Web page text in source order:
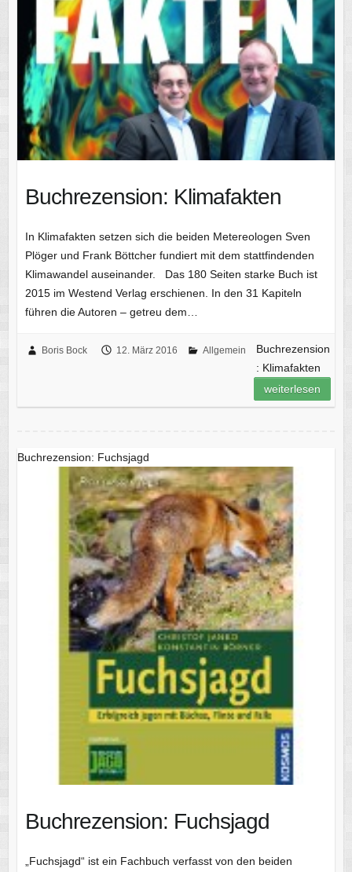
Buchrezension: Klimafakten
In Klimafakten setzen sich die beiden Metereologen Sven
Plöger und Frank Böttcher fundiert mit dem stattfindenden
Klimawandel auseinander. Das 180 Seiten starke Buch ist
2015 im Westend Verlag erschienen. In den 31 Kapiteln
führen die Autoren – getreu dem…
Boris Bock 12. März 2016 Allgemein
Buchrezension
: Klimafakten
weiterlesen
Buchrezension: Fuchsjagd
Buchrezension: Fuchsjagd
„Fuchsjagd“ ist ein Fachbuch verfasst von den beiden